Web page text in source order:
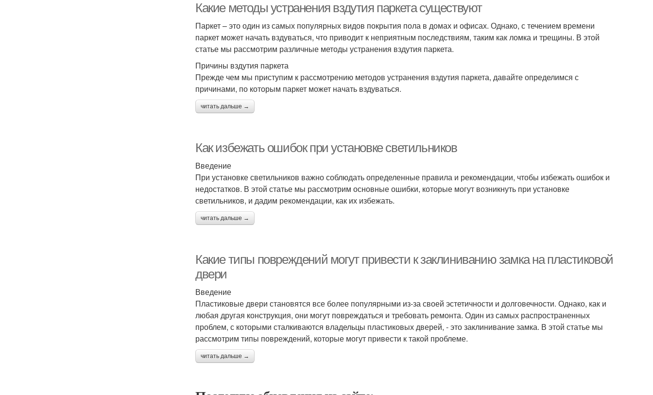
Какие методы устранения вздутия паркета существуют
Паркет – это один из самых популярных видов покрытия пола в домах и офисах. Однако, с течением времени
паркет может начать вздуваться, что приводит к неприятным последствиям, таким как ломка и трещины. В этой
статье мы рассмотрим различные методы устранения вздутия паркета.
Причины вздутия паркета
Прежде чем мы приступим к рассмотрению методов устранения вздутия паркета, давайте определимся с
причинами, по которым паркет может начать вздуваться.
читать дальше →
Как избежать ошибок при установке светильников
Введение
При установке светильников важно соблюдать определенные правила и рекомендации, чтобы избежать ошибок и
недостатков. В этой статье мы рассмотрим основные ошибки, которые могут возникнуть при установке
светильников, и дадим рекомендации, как их избежать.
читать дальше →
Какие типы повреждений могут привести к заклиниванию замка на пластиковой
двери
Введение
Пластиковые двери становятся все более популярными из-за своей эстетичности и долговечности. Однако, как и
любая другая конструкция, они могут повреждаться и требовать ремонта. Один из самых распространенных
проблем, с которыми сталкиваются владельцы пластиковых дверей, - это заклинивание замка. В этой статье мы
рассмотрим типы повреждений, которые могут привести к такой проблеме.
читать дальше →